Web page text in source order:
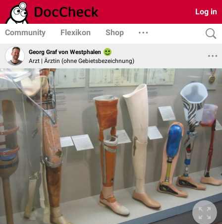
Log in
Community Flexikon Shop
Georg Graf von Westphalen
Arzt | Ärztin (ohne Gebietsbezeichnung)